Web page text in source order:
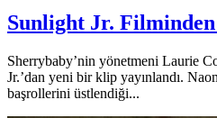
Sunlight Jr.
Sherrybaby’nin yönetmeni Laurie
Jr.’dan yeni bir klip yayınlandı.
başrollerini üstlendiği...